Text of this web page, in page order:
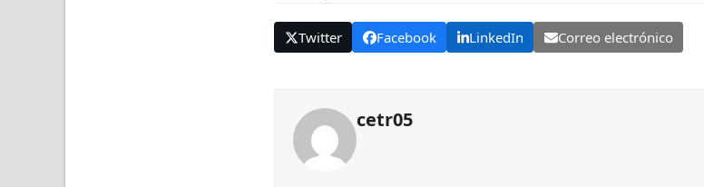
Twitter Facebook LinkedIn Correo electrónico
cetr05